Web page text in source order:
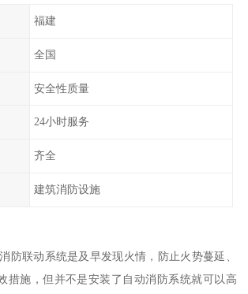
福建
全国
安全性质量
24小时服务
齐全
建筑消防设施
防联动系统是及早发现火情，防止火势蔓延、
措施，但并不是安装了自动消防系统就可以高